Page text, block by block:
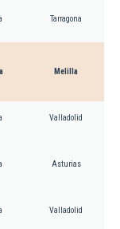
Tarragona
Melilla
Valladolid
Asturias
Valladolid